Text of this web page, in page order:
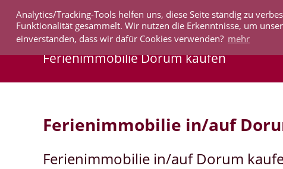
Analytics/Tracking-Tools helfen uns, diese Seite ständig zu
Funktionalität gesammelt. Wir nutzen die Erkenntnisse, um
einverstanden, dass wir dafür Cookies verwenden? mehr
IMMOBILIEN
Ferienimmobilie Dorum kaufen
Ferienimmobilie in/auf
Ferienimmobilie in/auf Dorum